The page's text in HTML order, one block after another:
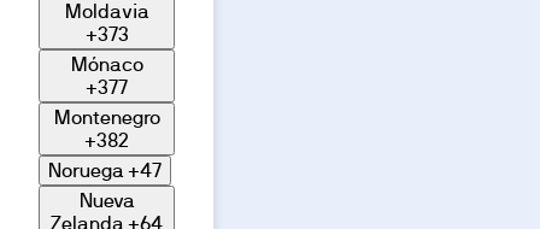
Moldavia
+373
Mónaco
+377
Montenegro
+382
Noruega+47
Nueva
Zelanda+64
imágenes.